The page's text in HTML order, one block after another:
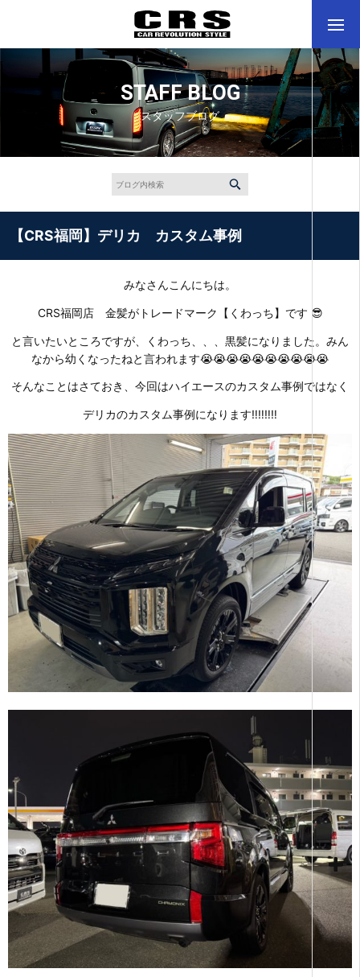
STAFF BLOG
スタッフブログ
【CRS福岡】デリカ カスタム事例
みなさんこんにちは。
CRS福岡店 金髪がトレードマーク【くわっち】です 😎
と言いたいところですが、くわっち、、、黒髪になりました。みん
なから幼くなったねと言われます😭😭😭😭😭😭😭😭😭😭
そんなことはさておき、今回はハイエースのカスタム事例ではなく
デリカのカスタム事例になります‼‼‼‼